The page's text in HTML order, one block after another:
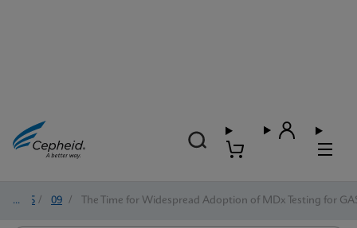
2025 / 09 / The Time for Widespread Adoption of MDx Testing for